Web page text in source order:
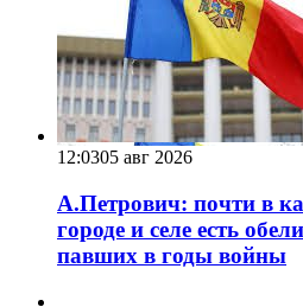
12:0305 авг 2026
А.Петрович: почти в
городе и селе есть
павших в годы войны